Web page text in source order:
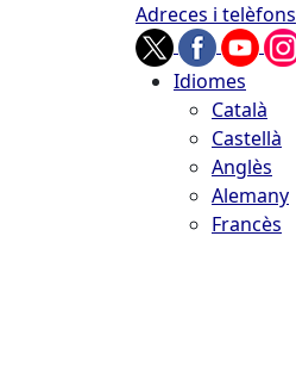
Adreces i telèfons
Idiomes
Català
Castellà
Anglès
Alemany
Francès